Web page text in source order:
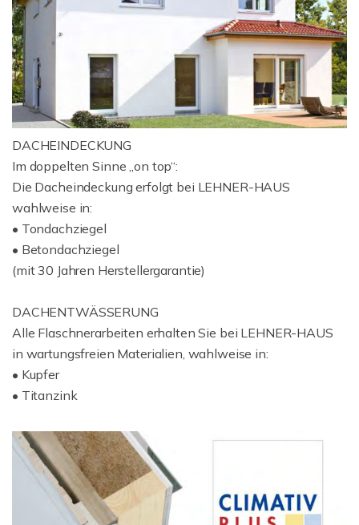
DACHEINDECKUNG
Im doppelten Sinne „on top“:
Die Dacheindeckung erfolgt bei LEHNER-HAUS
wahlweise in:
• Tondachziegel
• Betondachziegel
(mit 30 Jahren Herstellergarantie)
DACHENTWÄSSERUNG
Alle Flaschnerarbeiten erhalten Sie bei LEHNER-HAUS
in wartungsfreien Materialien, wahlweise in:
• Kupfer
• Titanzink